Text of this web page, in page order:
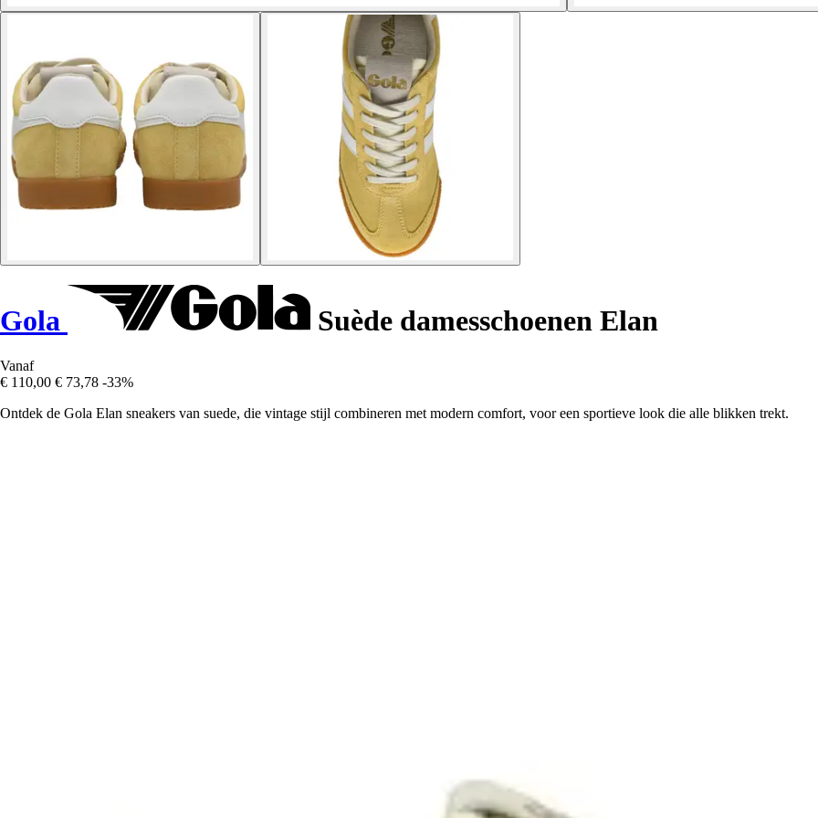
Gola Suède damesschoenen Elan
Vanaf
€ 110,00 € 73,78 -33%
Ontdek de Gola Elan sneakers van suede, die vintage stijl combineren met modern comfort, voor een sportieve look die alle blikken trekt.